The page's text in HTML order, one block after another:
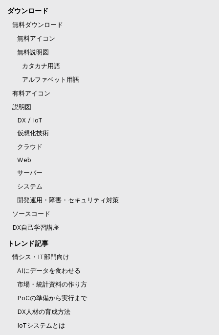
ダウンロード
無料ダウンロード
無料アイコン
無料説明図
カタカナ用語
アルファベット用語
有料アイコン
説明図
DX / IoT
仮想化技術
クラウド
Web
サーバー
システム
開発運用・障害・セキュリティ対策
ソースコード
DX自己学習講座
トレンド記事
情シス・IT部門向け
AIにデータを食わせる
市場・統計資料の作り方
PoCの準備から実行まで
DX人材の育成方法
IoTシステムとは